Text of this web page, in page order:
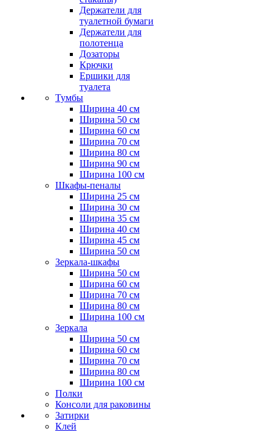
Держатели для
туалетной бумаги
Держатели для
полотенца
Дозаторы
Крючки
Ершики для
туалета
Тумбы
Ширина 40 см
Ширина 50 см
Ширина 60 см
Ширина 70 см
Ширина 80 см
Ширина 90 см
Ширина 100 см
Шкафы-пеналы
Ширина 25 см
Ширина 30 см
Ширина 35 см
Ширина 40 см
Ширина 45 см
Ширина 50 см
Зеркала-шкафы
Ширина 50 см
Ширина 60 см
Ширина 70 см
Ширина 80 см
Ширина 100 см
Зеркала
Ширина 50 см
Ширина 60 см
Ширина 70 см
Ширина 80 см
Ширина 100 см
Полки
Консоли для раковины
Затирки
Клей